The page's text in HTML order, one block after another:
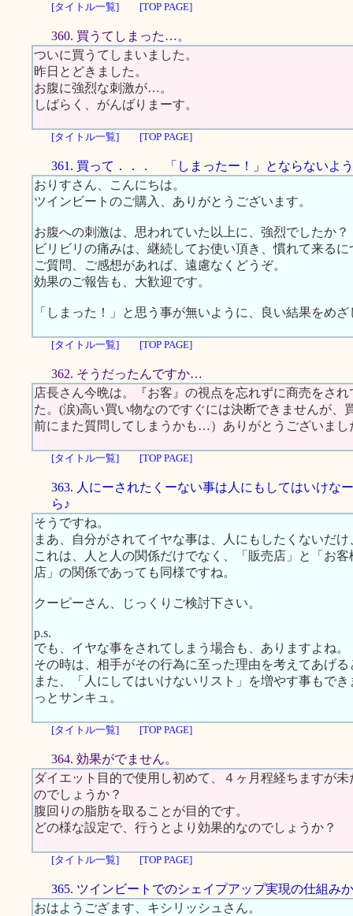
[タイトル一覧] [TOP PAGE]
360. 買うてしまった…。
ついに買うてしまいました。
昨日とどきました。
お腹に強烈な刺激が…。
しばらく、がんばりまーす。
[タイトル一覧] [TOP PAGE]
361. 買って．．． 「しまったー！」とならないよ
おりすさん、こんにちは。
ツインビートのご購入、ありがとうございます。
お腹への刺激は、思われていた以上に、強烈でしたか？
ビリビリの痛みは、継続してお使い頂き、慣れて来る
ご質問、ご感想があれば、遠慮なくどうぞ。
効果のご報告も、大歓迎です。
「しまった！」と思う事が無いように、良い結果をめ
[タイトル一覧] [TOP PAGE]
362. そうだったんですか…
店長さん今晩は。『お客』の視点を忘れずに商売をさ
た。(涙)高い買い物なのですぐには決断できませんが、
前にまた質問してしまうかも…）ありがとうございまし
[タイトル一覧] [TOP PAGE]
363. 人にーされたくーない事は人にもしてはいけな
ら♪
そうですね。
まあ、自分がされてイヤな事は、人にもしたくないだ
これは、人と人の関係だけでなく、「販売店」と「お
店」の関係であっても同様ですね。
クーピーさん、じっくりご検討下さい。
p.s.
でも、イヤな事をされてしまう場合も、ありますよね。
その時は、相手がその行為に至った理由を考えてあげ
また、「人にしてはいけないリスト」を増やす事もで
っとサンキュ。
[タイトル一覧] [TOP PAGE]
364. 効果がでません。
ダイエット目的で使用し初めて、４ヶ月程経ちますが
のでしょうか？
腹回りの脂肪を取ることが目的です。
どの様な設定で、行うとより効果的なのでしょうか？
[タイトル一覧] [TOP PAGE]
365. ツインビートでのシェイプアップ実現の仕組み
おはようござます、キシリッシュさん。